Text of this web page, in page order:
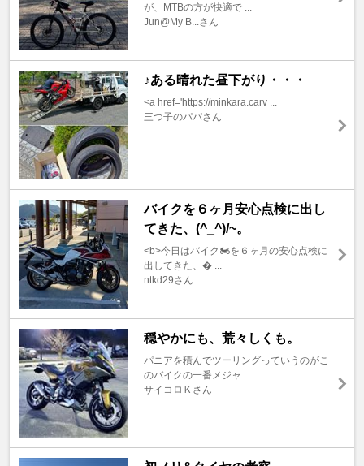
が、MTBの方が快適で ...
Jun@My B...さん
♪ある晴れた昼下がり・・・
<a href='https://minkara.carv ...
三つ子のパパさん
バイクを６ヶ月安心点検に出し
てきた、(^_^)/~。
<b>今日はバイク🏍️を６ヶ月の安心点検に
出してきた、� ...
ntkd29さん
穏やかにも、荒々しくも。
パニアを積んでツーリングっていうのがこ
のバイクの一番メジャ ...
サイコロＫさん